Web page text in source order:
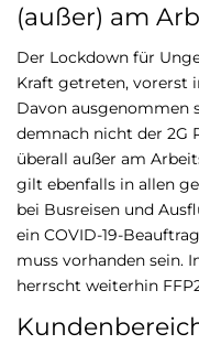
(außer) am
Der Lockdown für
Kraft getreten, vorerst
Davon ausgenommen
demnach nicht der 2G
überall außer am
gilt ebenfalls in allen
bei Busreisen und
ein COVID-19-
muss vorhanden sein.
herrscht weiterhin